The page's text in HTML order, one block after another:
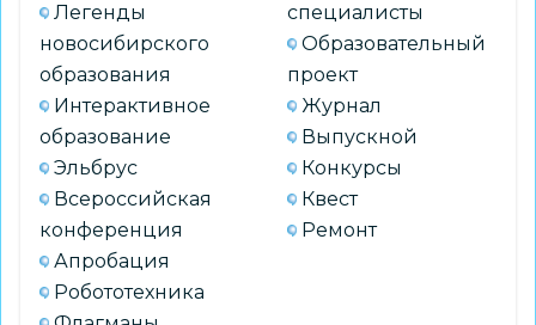
Легенды
новосибирского
образования
Интерактивное
образование
Эльбрус
Всероссийская
конференция
Апробация
Робототехника
специалисты
Образовательный
проект
Журнал
Выпускной
Конкурсы
Квест
Ремонт